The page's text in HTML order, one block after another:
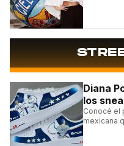
Diana
los
Conocé el
mexicana